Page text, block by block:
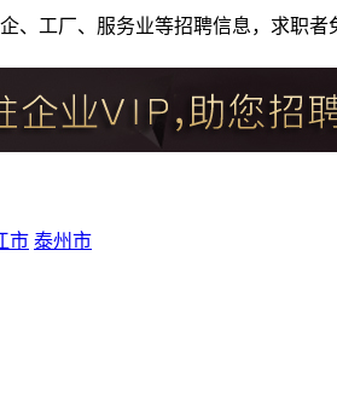
、工厂、服务业等招聘信息，求职
市 泰州市